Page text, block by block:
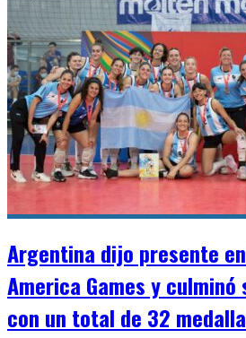
Argentina dijo presente en
America Games y
con un total de 32